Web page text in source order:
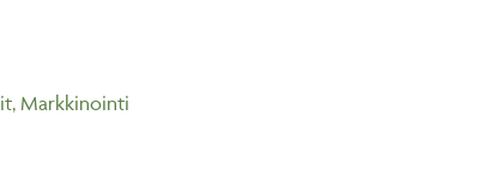
, Markkinointi